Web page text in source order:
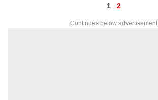
1 2
Continues below advertisement